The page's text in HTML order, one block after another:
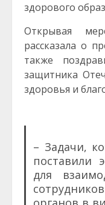
здорового
Открывая
рассказала о
также
защитника
здоровья и
– Задачи,
поставили
для